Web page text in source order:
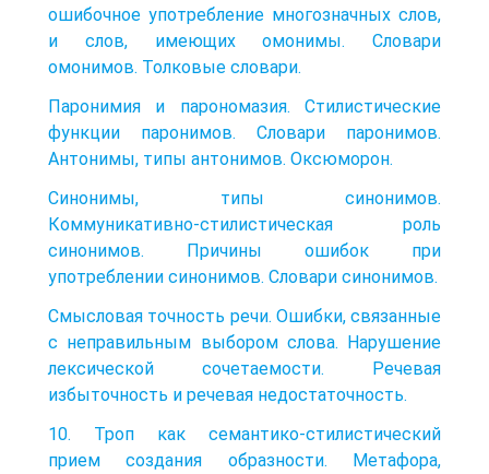
ошибочное употребление многозначных слов,
и слов, имеющих омонимы. Словари
омонимов. Толковые словари.
Паронимия и парономазия. Стилистические
функции паронимов. Словари паронимов.
Антонимы, типы антонимов. Оксюморон.
Синонимы, типы синонимов.
Коммуникативно-стилистическая роль
синонимов. Причины ошибок при
употреблении синонимов. Словари синонимов.
Смысловая точность речи. Ошибки, связанные
с неправильным выбором слова. Нарушение
лексической сочетаемости. Речевая
избыточность и речевая недостаточность.
10. Троп как семантико-стилистический
прием создания образности. Метафора,